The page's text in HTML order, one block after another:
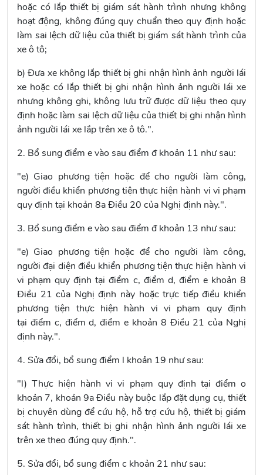
hoặc có lắp thiết bị giám sát hành trình nhưng không
hoạt động, không đúng quy chuẩn theo quy định hoặc
làm sai lệch dữ liệu của thiết bị giám sát hành trình của
xe ô tô;
b) Đưa xe không lắp thiết bị ghi nhận hình ảnh người lái
xe hoặc có lắp thiết bị ghi nhận hình ảnh người lái xe
nhưng không ghi, không lưu trữ được dữ liệu theo quy
định hoặc làm sai lệch dữ liệu của thiết bị ghi nhận hình
ảnh người lái xe lắp trên xe ô tô.".
2. Bổ sung điểm e vào sau điểm đ khoản 11 như sau:
"e) Giao phương tiện hoặc để cho người làm công,
người điều khiển phương tiện thực hiện hành vi vi phạm
quy định tại khoản 8a Điều 20 của Nghị định này.".
3. Bổ sung điểm e vào sau điểm đ khoản 13 như sau:
"e) Giao phương tiện hoặc để cho người làm công,
người đại diện điều khiển phương tiện thực hiện hành vi
vi phạm quy định tạiđiểm c, điểm d, điểm e khoản 8
Điều 21 của Nghị định này hoặc trực tiếp điều khiển
phương tiện thực hiện hành vi vi phạm quy định
tại điểm c, điểm d, điểm e khoản 8 Điều 21 của Nghị
định này.".
4. Sửa đổi, bổ sungđiểm l khoản 19 như sau:
"l) Thực hiện hành vi vi phạm quy định tại điểm o
khoản 7, khoản 9a Điều này buộc lắp đặt dụng cụ, thiết
bị chuyên dùng để cứu hộ, hỗ trợ cứu hộ, thiết bị giám
sát hành trình, thiết bị ghi nhận hình ảnh người lái xe
trên xe theo đúng quy định.".
5. Sửa đổi, bổ sungđiểm c khoản 21 như sau: